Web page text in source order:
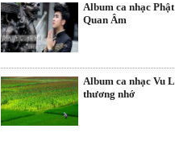
Album ca nhạc
Quan Âm
Album ca nhạc Vu
thương nhớ